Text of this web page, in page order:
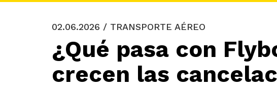
02.06.2026 / TRANSPORTE AÉREO
¿Qué pasa con
crecen las